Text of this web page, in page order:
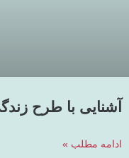
آشنایی با طرح
ادامه مطلب »